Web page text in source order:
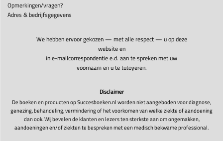
Opmerkingen/vragen?
Adres & bedrijfsgegevens
We hebben ervoor gekozen — met alle respect — u op deze
website en
in e-mailcorrespondentie e.d. aan te spreken met uw
voornaam en u te tutoyeren.
Disclaimer
De boeken en producten op Succesboeken.nl worden niet aangeboden voor diagnose,
genezing, behandeling, vermindering of het voorkomen van welke ziekte of aandoening
dan ook. Wij bevelen de klanten en lezers ten sterkste aan om ongemakken,
aandoeningen en/of ziekten te bespreken met een medisch bekwame professional.